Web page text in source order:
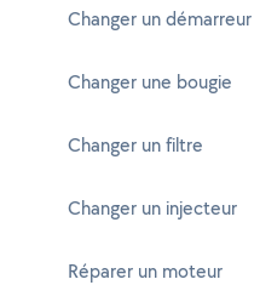
Changer un démarreur
Changer une bougie
Changer un filtre
Changer un injecteur
Réparer un moteur